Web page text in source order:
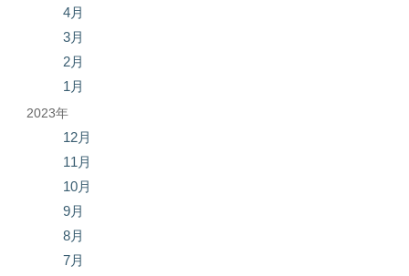
4月
3月
2月
1月
2023年
12月
11月
10月
9月
8月
7月